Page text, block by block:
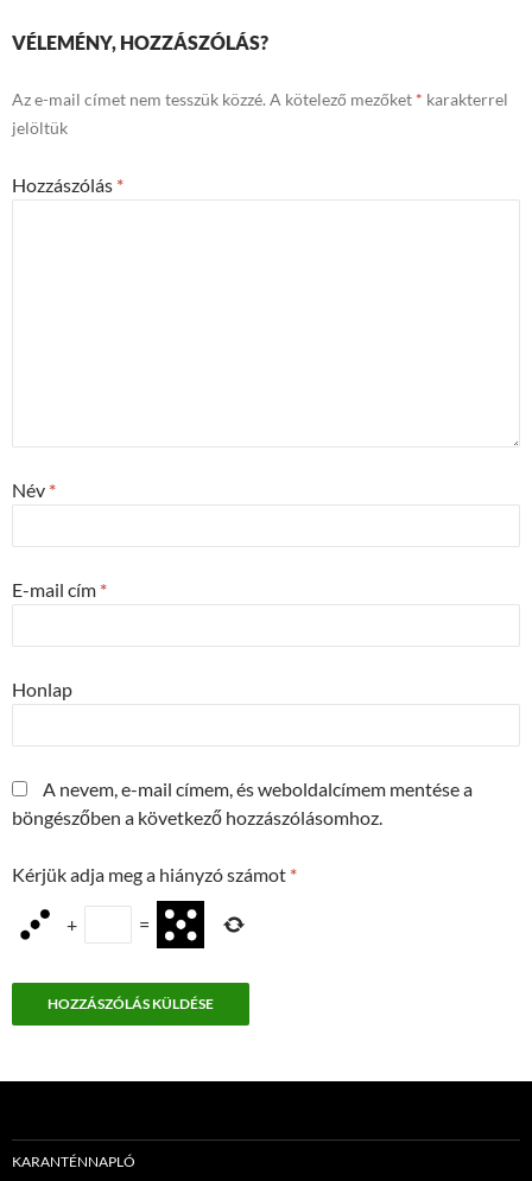
VÉLEMÉNY, HOZZÁSZÓLÁS?
Az e-mail címet nem tesszük közzé. A kötelező mezőket * karakterrel
jelöltük
Hozzászólás *
Név *
E-mail cím *
Honlap
A nevem, e-mail címem, és weboldalcímem mentése a
böngészőben a következő hozzászólásomhoz.
Kérjük adja meg a hiányzó számot *
+ =
KARANTÉNNAPLÓ